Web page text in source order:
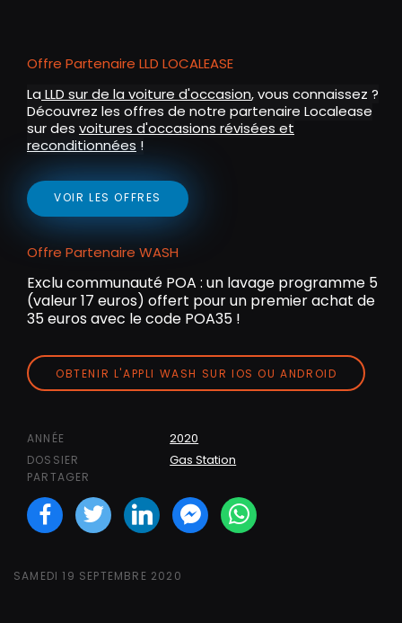
Offre Partenaire LLD LOCALEASE
La LLD sur de la voiture d'occasion, vous connaissez ?
Découvrez les offres de notre partenaire Localease
sur des voitures d'occasions révisées et
reconditionnées !
VOIR LES OFFRES
Offre Partenaire WASH
Exclu communauté POA : un lavage programme 5
(valeur 17 euros) offert pour un premier achat de
35 euros avec le code POA35 !
OBTENIR L'APPLI WASH SUR IOS OU ANDROID
ANNÉE 2020
DOSSIER Gas Station
PARTAGER
Facebook
TwitterLinkedINFacebook
WhatsApp
SAMEDI 19 SEPTEMBRE 2020